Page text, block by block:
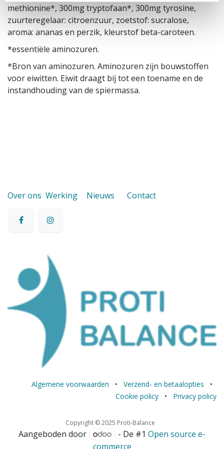
methionine*, 300mg tryptofaan*, 300mg tyrosine,
zuurteregelaar: citroenzuur, zoetstof: sucralose,
aroma: ananas en perzik, kleurstof beta-caroteen.
*essentiële aminozuren.
*Bron van aminozuren. Aminozuren zijn bouwstoffen
voor eiwitten. Eiwit draagt bij tot een toename en de
instandhouding van de spiermassa.
Over ons Werking Nieuws Contact
Algemene voorwaarden • Verzend- en betaalopties
•
Cookie policy
• Privacy policy
Copyright © 2025 Proti-Balance
Aangeboden door - De #1 Open source e-
commerce